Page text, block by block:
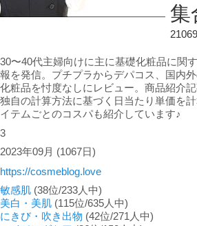
集
30〜40代主婦向けに主に基礎化粧品に関
報を発信。プチプラからデパコス、国内
化粧品を忖度なしにレビュー。商品紹介
独自の計算方法に基づく日当たり単価を
イテムごとのコスパも紹介しています♪
3
2023年09月 (1067日)
https://cosmeblog.love
敏感肌 (38位/233人中)
美白・美肌 (115位/635人中)
にきび・吹き出物 (42位/271人中)